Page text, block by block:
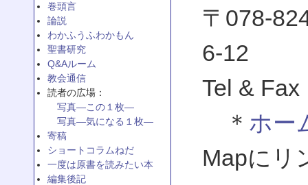
巻頭言
論説
わかふうふわかもん
聖書研究
Q&Aルーム
教会通信
読者の広場：
写真—この１枚—
写真—気になる１枚—
寄稿
ショートコラムねだ
一度は原書を読みたい本
編集後記
〒078-
6-12
Tel & Fax
＊ ホー
Mapにリ